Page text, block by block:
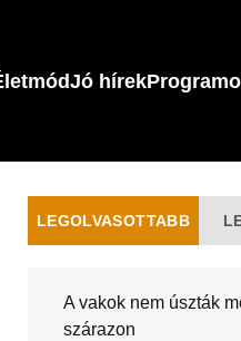
Jó hírek
LEGOLVASOTTABB
A vakok nem úszták
szárazon